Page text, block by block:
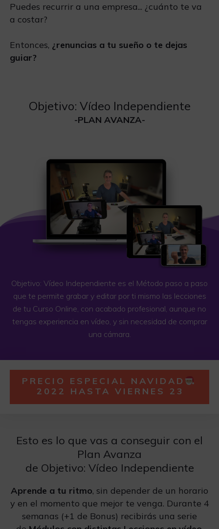
Puedes recurrir a una empresa... ¿cuánto te va
a costar?
Entonces, ¿renuncias a tu sueño o te dejas
guiar?
Objetivo: Vídeo Independiente
-PLAN AVANZA-
Objetivo: Vídeo Independiente es el Método paso a paso
que te permite grabar y editar por ti mismo las lecciones
de tu Curso Online, con acabado profesional, aunque no
tengas experiencia en vídeo, y sin necesidad de comprar
una cámara.
PRECIO ESPECIAL NAVIDAD
2022 HASTA VIERNES 23
Esto es lo que vas a conseguir con el
Plan Avanza
de Objetivo: Vídeo Independiente
Aprende a tu ritmo, sin depender de un horario
y en el momento que mejor te venga. Durante 4
semanas (+1 de Bonus) recibirás una serie